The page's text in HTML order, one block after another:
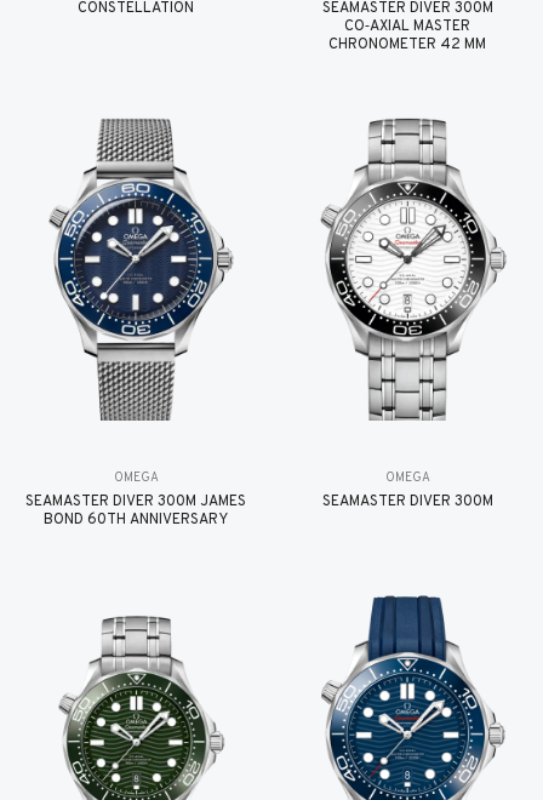
CONSTELLATION
SEAMASTER DIVER 300M
CO‑AXIAL MASTER
CHRONOMETER 42 MM
OMEGA
SEAMASTER DIVER 300M JAMES
BOND 60TH ANNIVERSARY
OMEGA
SEAMASTER DIVER 300M